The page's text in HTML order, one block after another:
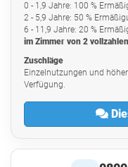
0 - 1,9 Jahre: 100 %
2 - 5,9 Jahre: 50 %
6 - 11,9 Jahre: 20 %
im Zimmer von 2
Zuschläge
Einzelnutzungen und
Verfügung.